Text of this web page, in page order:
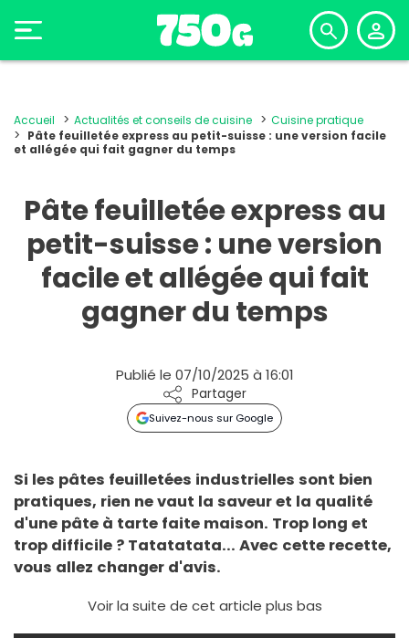
Accueil Actualités et conseils de cuisine
Cuisine pratique
Pâte feuilletée express au petit-suisse : une version facile
et allégée qui fait gagner du temps
Pâte feuilletée express au
petit-suisse : une version
facile et allégée qui fait
gagner du temps
Publié le 07/10/2025 à 16:01
Partager
Suivez-nous sur Google
Si les pâtes feuilletées industrielles sont bien
pratiques, rien ne vaut la saveur et la qualité
d'une pâte à tarte faite maison. Trop long et
trop difficile ? Tatatatata... Avec cette recette,
vous allez changer d'avis.
Voir la suite de cet article plus bas